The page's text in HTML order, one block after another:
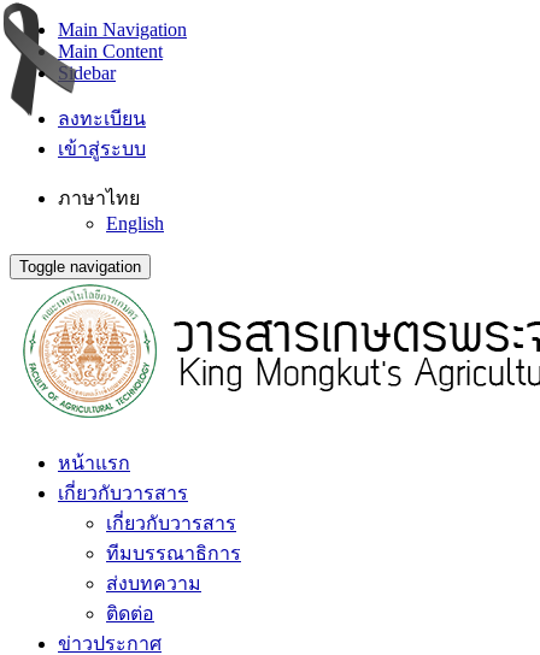
Main Navigation
Main Content
Sidebar
ลงทะเบียน
เข้าสู่ระบบ
ภาษาไทย
English
Toggle navigation
หน้าแรก
เกี่ยวกับวารสาร
เกี่ยวกับวารสาร
ทีมบรรณาธิการ
ส่งบทความ
ติดต่อ
ข่าวประกาศ